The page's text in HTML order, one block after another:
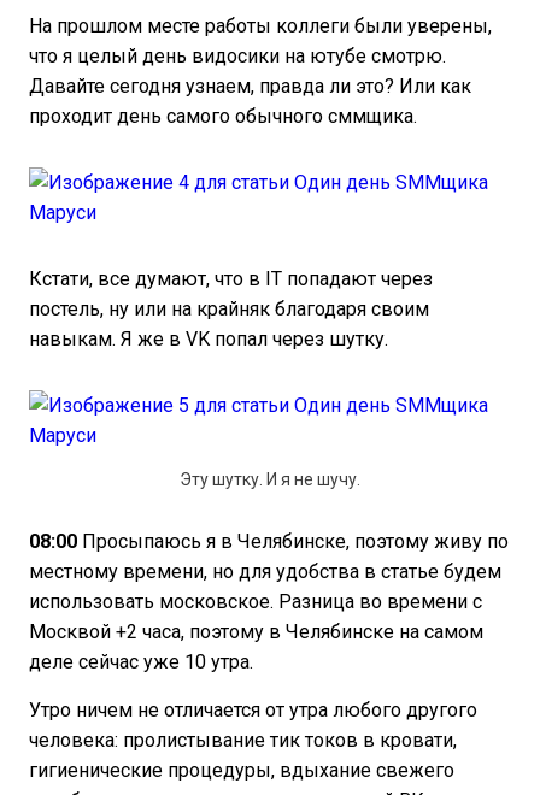
На прошлом месте работы коллеги были уверены,
что я целый день видосики на ютубе смотрю.
Давайте сегодня узнаем, правда ли это? Или как
проходит день самого обычного сммщика.
Кстати, все думают, что в IT попадают через
постель, ну или на крайняк благодаря своим
навыкам. Я же в VK попал через шутку.
Эту шутку. И я не шучу.
08:00 Просыпаюсь я в Челябинске, поэтому живу по
местному времени, но для удобства в статье будем
использовать московское. Разница во времени с
Москвой +2 часа, поэтому в Челябинске на самом
деле сейчас уже 10 утра.
Утро ничем не отличается от утра любого другого
человека: пролистывание тик токов в кровати,
гигиенические процедуры, вдыхание свежего